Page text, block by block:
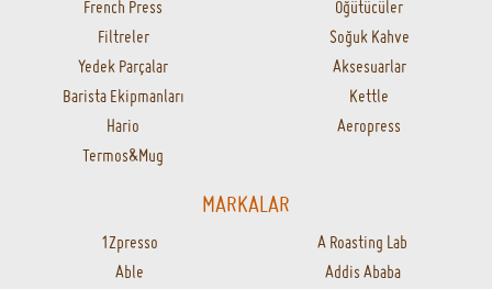
French Press
Öğütücüler
Filtreler
Soğuk Kahve
Yedek Parçalar
Aksesuarlar
Barista Ekipmanları
Kettle
Hario
Aeropress
Termos&Mug
MARKALAR
1Zpresso
A Roasting Lab
Able
Addis Ababa